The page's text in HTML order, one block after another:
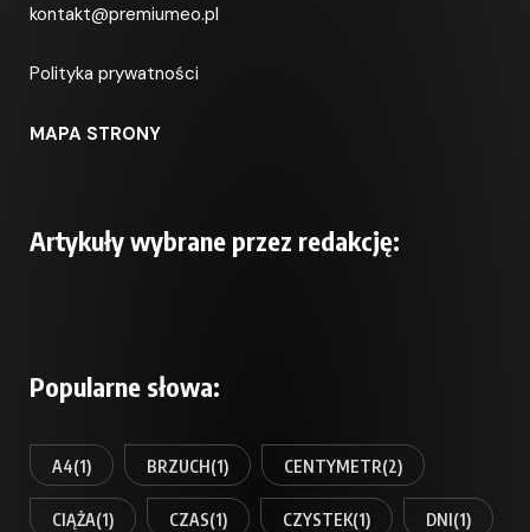
kontakt@premiumeo.pl
Polityka prywatności
MAPA STRONY
Artykuły wybrane przez redakcję:
Popularne słowa:
A4(1) BRZUCH(1) CENTYMETR(2)
CIĄŻA(1) CZAS(1) CZYSTEK(1) DNI(1)